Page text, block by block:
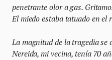
penetrante olor a gas.
El miedo estaba tatuado en el
La magnitud de la tragedia
Nereida, mi vecina, tenía 70